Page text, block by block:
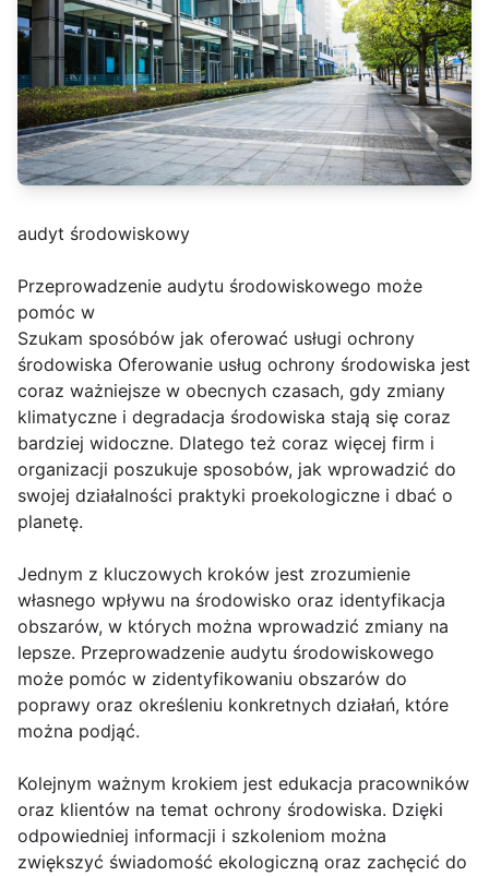
audyt środowiskowy
Przeprowadzenie audytu środowiskowego może
pomóc w
Szukam sposóbów jak oferować usługi ochrony
środowiska Oferowanie usług ochrony środowiska jest
coraz ważniejsze w obecnych czasach, gdy zmiany
klimatyczne i degradacja środowiska stają się coraz
bardziej widoczne. Dlatego też coraz więcej firm i
organizacji poszukuje sposobów, jak wprowadzić do
swojej działalności praktyki proekologiczne i dbać o
planetę.
Jednym z kluczowych kroków jest zrozumienie
własnego wpływu na środowisko oraz identyfikacja
obszarów, w których można wprowadzić zmiany na
lepsze. Przeprowadzenie audytu środowiskowego
może pomóc w zidentyfikowaniu obszarów do
poprawy oraz określeniu konkretnych działań, które
można podjąć.
Kolejnym ważnym krokiem jest edukacja pracowników
oraz klientów na temat ochrony środowiska. Dzięki
odpowiedniej informacji i szkoleniom można
zwiększyć świadomość ekologiczną oraz zachęcić do